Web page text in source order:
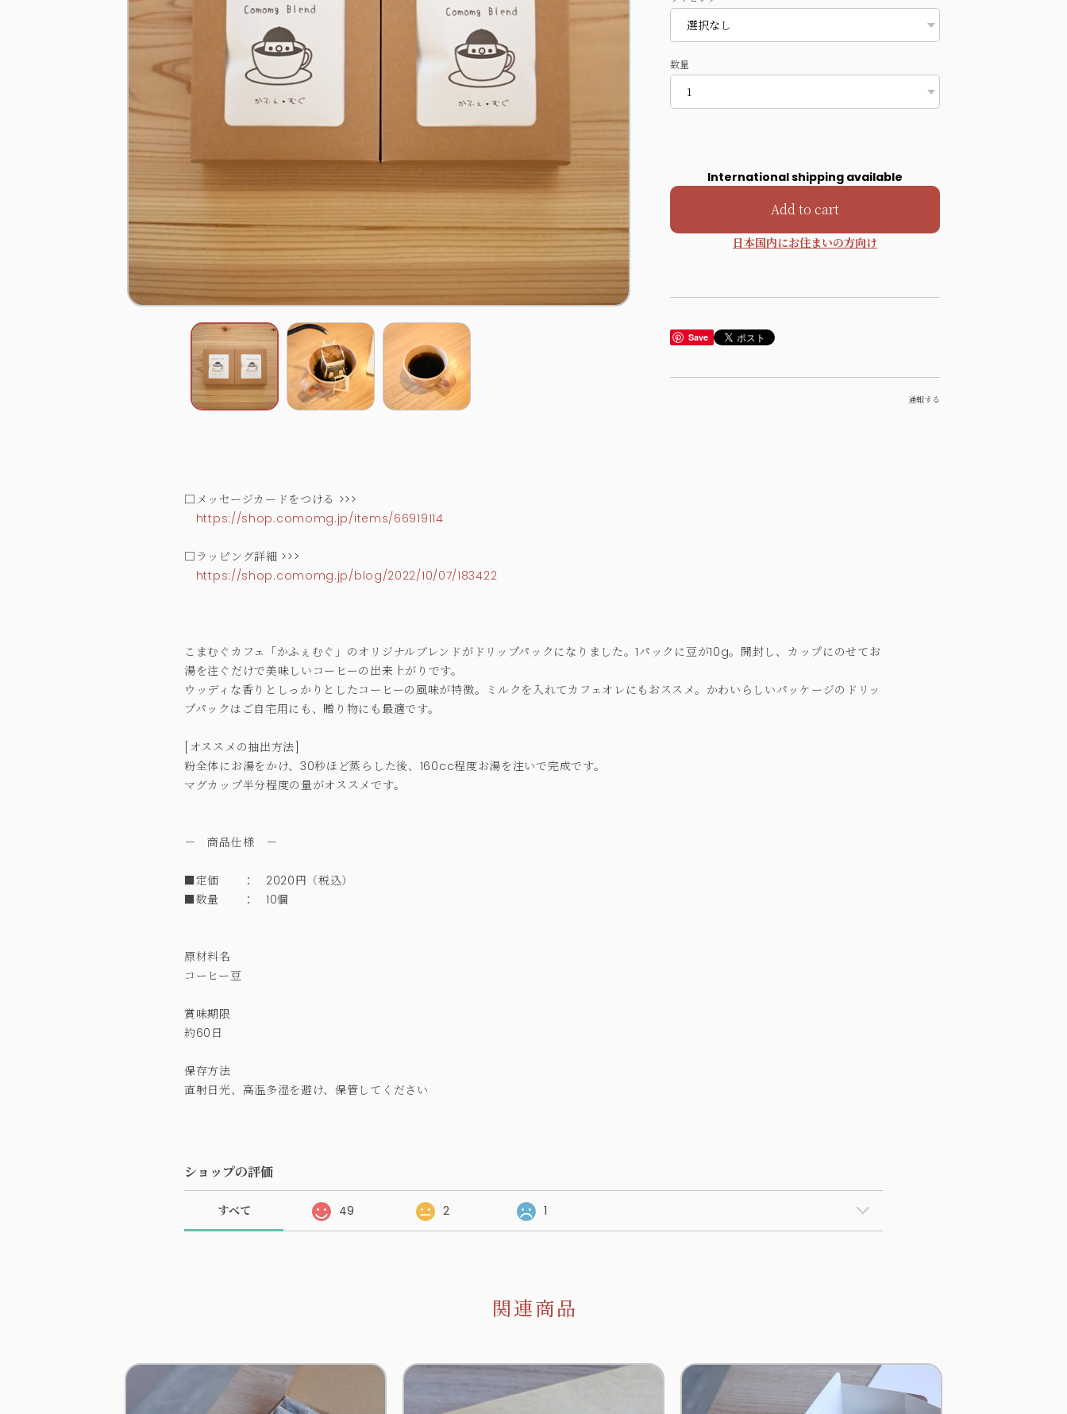
数量
International shipping available
Add to cart
日本国内にお住まいの方向け
Save
通報する
□メッセージカードをつける >>>
https://shop.comomg.jp/items/66919114
□ラッピング詳細 >>>
https://shop.comomg.jp/blog/2022/10/07/183422
こまむぐカフェ「かふぇむぐ」のオリジナルブレンドがドリップパックになりました。1パックに豆が10g。開封し、カップにのせてお
湯を注ぐだけで美味しいコーヒーの出来上がりです。
ウッディな香りとしっかりとしたコーヒーの風味が特徴。ミルクを入れてカフェオレにもおススメ。かわいらしいパッケージのドリッ
プパックはご自宅用にも、贈り物にも最適です。
[オススメの抽出方法]
粉全体にお湯をかけ、30秒ほど蒸らした後、160cc程度お湯を注いで完成です。
マグカップ半分程度の量がオススメです。
－ 商品仕様 －
■定価 ： 2020円（税込）
■数量 ： 10個
原材料名
コーヒー豆
賞味期限
約60日
保存方法
直射日光、高温多湿を避け、保管してください
ショップの評価
すべて 49 2 1
関連商品